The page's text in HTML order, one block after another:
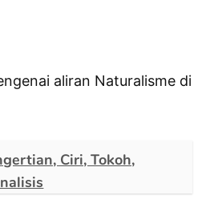
aliran Naturalisme di
Ciri, Tokoh,